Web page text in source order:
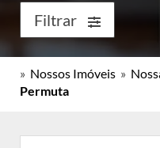
Filtrar
» Nossos Imóveis »
Permuta